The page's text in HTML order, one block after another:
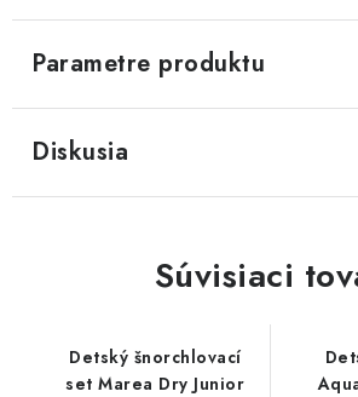
Parametre produktu
Diskusia
Súvisiaci
Detský šnorchlovací
set Marea Dry Junior